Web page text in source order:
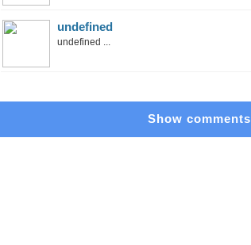
undefined
undefined ...
Show comments